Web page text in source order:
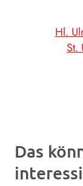
Hl.
St.
Das